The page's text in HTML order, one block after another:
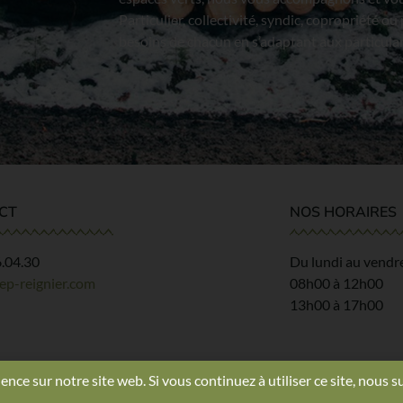
Particulier, collectivité, syndic, copropriété ou
besoins de chacun en s’adaptant aux
reignier.com
NOS HORAIRES
Du lundi au
08h00 à 12h00
13h00 à 17h00
sur notre site web. Si vous continuez à utiliser ce site, nous